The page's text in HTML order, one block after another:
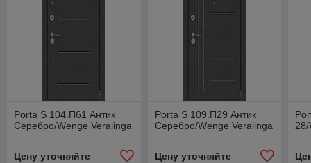
Porta S 104.П61 Антик
Серебро/Wenge Veralinga
Цену уточняйте
Porta S 109.П29 Антик
Серебро/Wenge Veralinga
Цену уточняйте
28/